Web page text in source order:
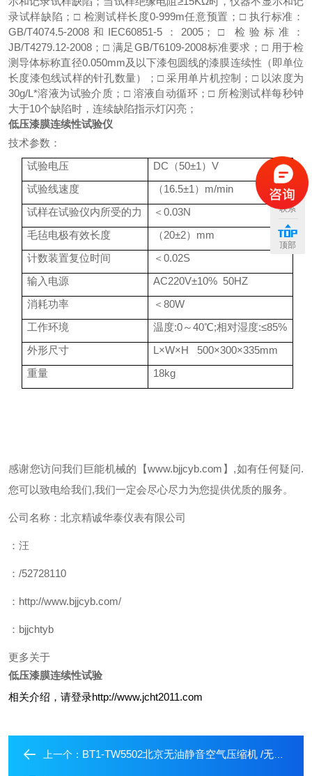
录试样缺陷； □ 检测试样长度0-999m任意预置； □执行标准：
GB/T4074.5-2008 和 IEC60851-5： 2005； □检验标准：
JB/T4279.12-2008 ； □ 满足GB/T6109-2008标准要求； □ 用于检
测导体标称直径0.050mm及以下漆包圆线的漆膜连续性 （即单位
长度漆包线试样的针孔数量） ； □采用单片机控制； □ 以浓度为
30g/L *溶液为试验介质； □ 溶液自动循环； □ 所检测试样每秒钟
大于10个缺陷时，连续缺陷指示灯闪亮；
低压漆膜连续性试验仪
技术参数：
+
试验电压 DC （50±1）V
试验线速度
（16.5±1）m/min
试样在试验仪内所受的力
＜0.03N
毛毡电极有效长度
（20±2）mm
计数装置复位时间
＜0.02S
输入电源
AC220V±10% 50HZ
消耗功率
＜80W
工作环境
温度:0～40℃;相对湿度:≤85%
外形尺寸
L ×W×H 500×300×335mm
重量
18kg
感谢您访问我们巨能机械的【www.bjjcyb.com】,如有任何疑问.
您可以致电给我们,我们一定会尽心尽力为您提供优质的服务。
公司名称：北京精诚华泰仪表有限公司
：汪
：/52728110
：http://www.bjjcyb.com/
：bjjchtyb
更多关于
低压漆膜连续性试验
相关介绍，请登录http://www.jcht2011.com
上一个： BT1-TW5502北京无油静音空气压缩机 /无油静音空压机*
联系
顶部